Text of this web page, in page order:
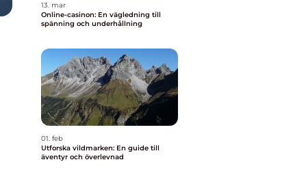
13. mar
Online-casinon: En vägledning till
spänning och underhållning
01. feb
Utforska vildmarken: En guide till
äventyr och överlevnad